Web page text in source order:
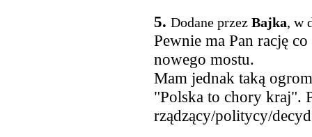
5. Dodane przez Bajka, w
Pewnie ma Pan rację
nowego mostu.
Mam jednak taką
"Polska to chory kraj".
rządzący/politycy/